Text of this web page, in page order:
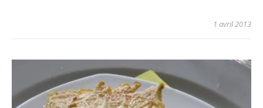
1 avril 2013